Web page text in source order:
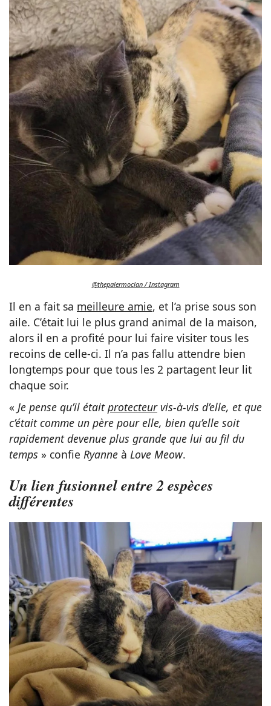
@thepalermoclan / Instagram
Il en a fait sa meilleure amie, et l’a prise sous son
aile. C’était lui le plus grand animal de la maison,
alors il en a profité pour lui faire visiter tous les
recoins de celle-ci. Il n’a pas fallu attendre bien
longtemps pour que tous les 2 partagent leur lit
chaque soir.
« Je pense qu’il étaitprotecteurvis-à-vis d’elle, et que
c’était comme un père pour elle, bien qu’elle soit
rapidement devenue plus grande que lui au fil du
temps » confie Ryanne à Love Meow.
Un lien fusionnel entre 2 espèces
différentes